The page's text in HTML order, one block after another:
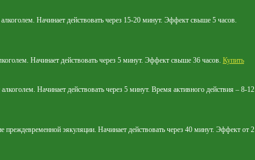
Начинает действовать через 15-20 минут. Эффект свыше 5 часов.
Начинает действовать через 5 минут. Эффект свыше 36 часов. Купить
Начинает действовать через 5 минут. Время активного действия – 8-12
преждевременной эякуляции. Начинает действовать через 40 минут. Эффект от 2